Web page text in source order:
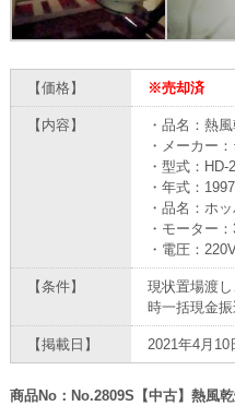
【価格】 ※売却済
【内容】
・品名：熱
・メーカー
・型式：HD-
・年式：
・品名：ホ
・モーター
・電圧：
【条件】
現状置場渡
時一括現金振
【掲載日】 2021年4月10
商品No：No.2809S【中古】熱